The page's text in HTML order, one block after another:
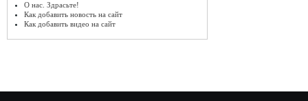
О нас. Здрасьте!
Как добавить новость на сайт
Как добавить видео на сайт